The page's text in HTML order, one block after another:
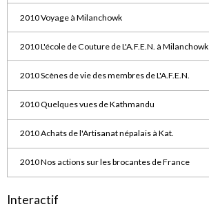
2010 Voyage à Milanchowk
2010 L'école de Couture de L'A.F.E.N. à Milanchowk
2010 Scènes de vie des membres de L'A.F.E.N.
2010 Quelques vues de Kathmandu
2010 Achats de l'Artisanat népalais à Kat.
2010 Nos actions sur les brocantes de France
Interactif